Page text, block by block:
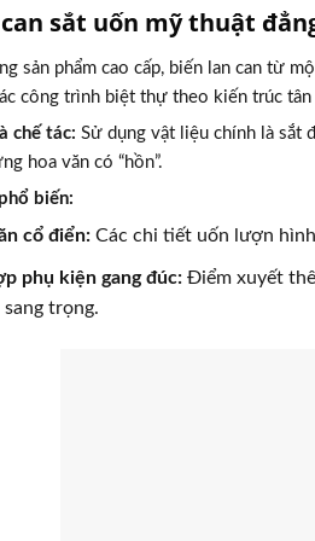
sắt uốn mỹ thuật
sản phẩm cao cấp, biến lan can từ
công trình biệt thự theo kiến trúc
chế tác: Sử dụng vật liệu chính là sắt
hoa văn có “hồn”.
biến:
cổ điển:Các chi tiết uốn lượn hình
phụ kiện gang đúc:Điểm xuyết
sang trọng.